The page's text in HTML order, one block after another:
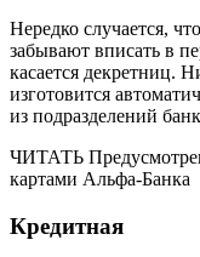
Нередко случается,
забывают вписать в
касается декретниц.
изготовится
из подразделений
ЧИТАТЬ
картами Альфа-Банка
Кредитная